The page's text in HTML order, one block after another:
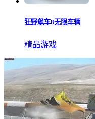
狂野飙车8无限车辆
精品游戏